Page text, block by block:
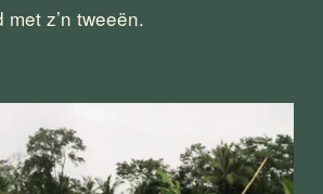
z’n tweeën.